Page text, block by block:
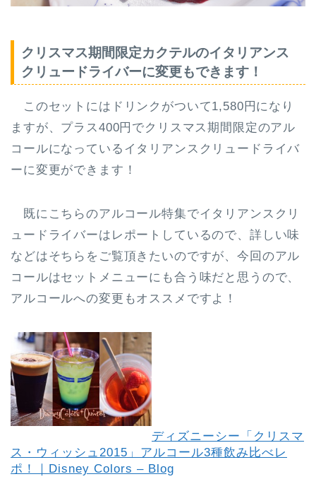
クリスマス期間限定カクテルのイタリアンス
クリュードライバーに変更もできます！
このセットにはドリンクがついて1,580円になり
ますが、プラス400円でクリスマス期間限定のアル
コールになっているイタリアンスクリュードライバ
ーに変更ができます！
既にこちらのアルコール特集でイタリアンスクリ
ュードライバーはレポートしているので、詳しい味
などはそちらをご覧頂きたいのですが、今回のアル
コールはセットメニューにも合う味だと思うので、
アルコールへの変更もオススメですよ！
ディズニーシー「クリスマ
ス・ウィッシュ2015」アルコール3種飲み比べレ
ポ！｜Disney Colors – Blog